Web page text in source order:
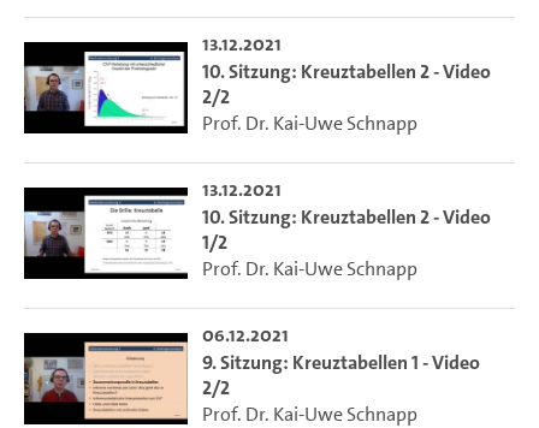
13.12.2021
10. Sitzung: Kreuztabellen 2 - Video
2/2
Prof. Dr. Kai-Uwe Schnapp
13.12.2021
10. Sitzung: Kreuztabellen 2 - Video
1/2
Prof. Dr. Kai-Uwe Schnapp
06.12.2021
9. Sitzung: Kreuztabellen 1 - Video
2/2
Prof. Dr. Kai-Uwe Schnapp